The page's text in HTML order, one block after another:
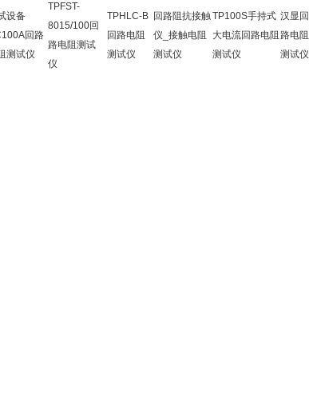
设备
回路
测试仪
TPFST-
8015/100回
路电阻测试
仪
TPHLC-B
回路电阻
测试仪
回路阻抗接触
仪_接触电阻
测试仪
TP100S手持式
大电流回路电阻
测试仪
汉显回
路电阻
测试仪